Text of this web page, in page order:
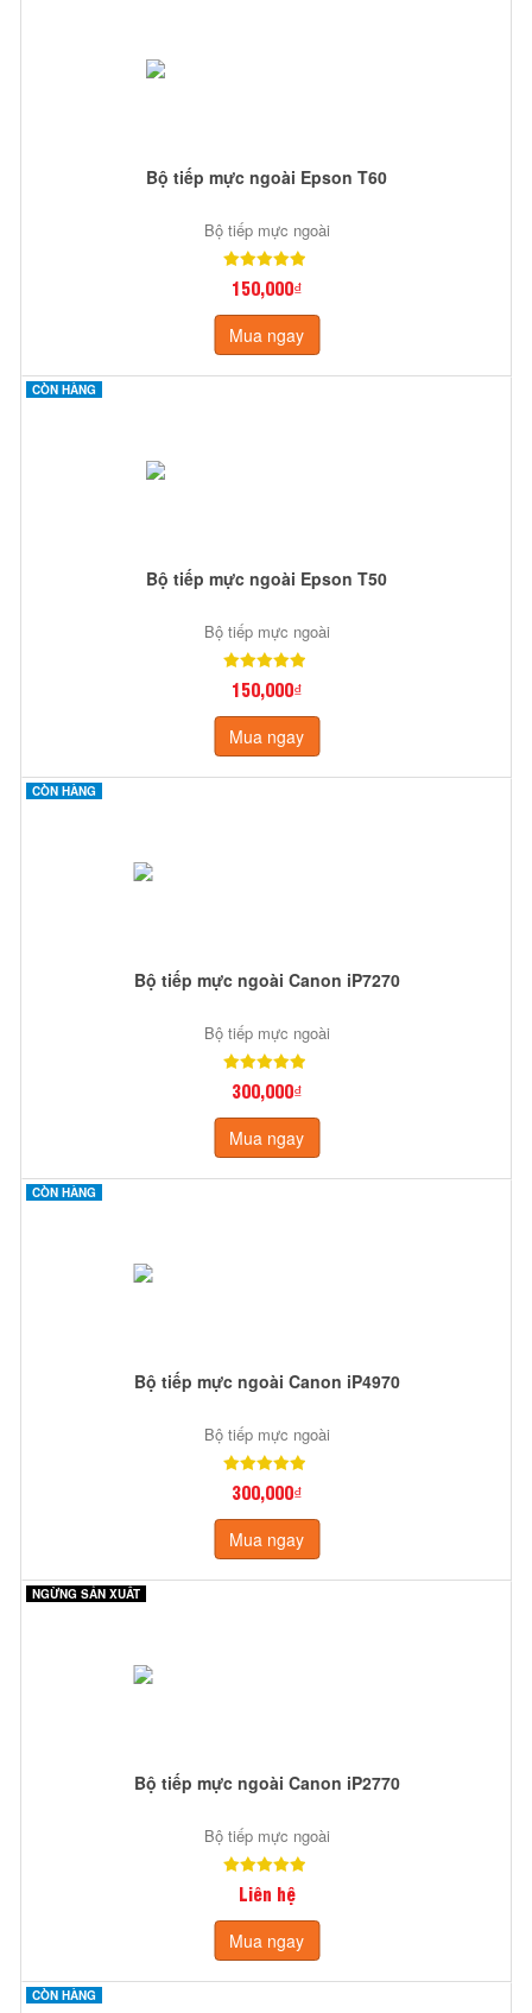
Bộ tiếp mực ngoài Epson T60
Bộ tiếp mực ngoài
150,000₫
Mua ngay
CÒN HÀNG
Bộ tiếp mực ngoài Epson T50
Bộ tiếp mực ngoài
150,000₫
Mua ngay
CÒN HÀNG
Bộ tiếp mực ngoài Canon iP7270
Bộ tiếp mực ngoài
300,000₫
Mua ngay
CÒN HÀNG
Bộ tiếp mực ngoài Canon iP4970
Bộ tiếp mực ngoài
300,000₫
Mua ngay
NGỪNG SẢN XUẤT
Bộ tiếp mực ngoài Canon iP2770
Bộ tiếp mực ngoài
Liên hệ
Mua ngay
CÒN HÀNG